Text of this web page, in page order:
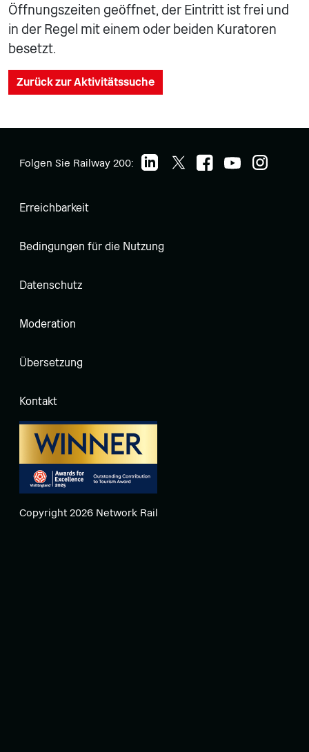
Öffnungszeiten geöffnet, der Eintritt ist frei und
in der Regel mit einem oder beiden Kuratoren
besetzt.
Zurück zur Aktivitätssuche
Folgen Sie Railway 200:
Erreichbarkeit
Bedingungen für die Nutzung
Datenschutz
Moderation
Übersetzung
Kontakt
Copyright 2026 Network Rail